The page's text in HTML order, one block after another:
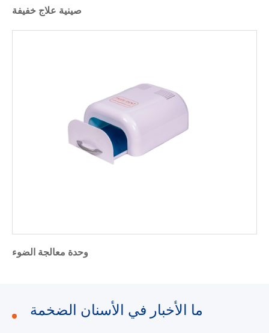
صينية علاج خفيفة
وحدة معالجة الضوء
ما الأخبار في الأسنان الضخمة